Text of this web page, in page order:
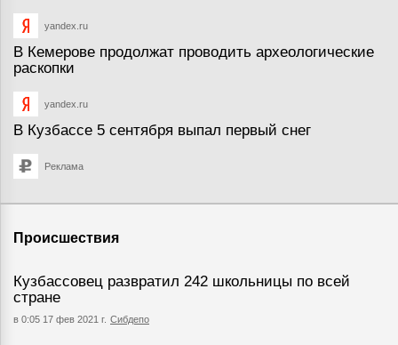
yandex.ru
В Кемерове продолжат проводить археологические
раскопки
yandex.ru
В Кузбассе 5 сентября выпал первый снег
Реклама
Происшествия
Кузбассовец развратил 242 школьницы по всей
стране
в 0:05 17 фев 2021 г. Сибдепо